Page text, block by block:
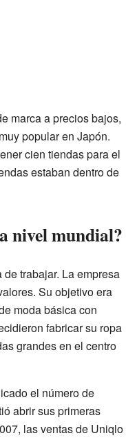
marca a precios bajos,
popular en Japón.
cien tiendas para el
estaban dentro de
nivel mundial?
trabajar. La empresa
Su objetivo era
moda básica con
fabricar su ropa
grandes en el centro
el número de
abrir sus primeras
las ventas de Uniqlo